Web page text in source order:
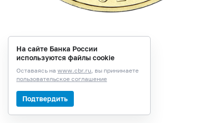
На сайте Банка России
используются файлы cookie
Оставаясь на www.cbr.ru, вы принимаете
пользовательское соглашение
Подтвердить